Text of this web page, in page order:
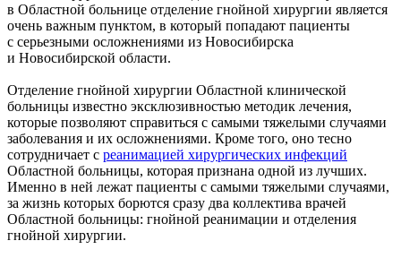
в Областной больнице отделение гнойной хирургии является
очень важным пунктом, в который попадают пациенты
с серьезными осложнениями из Новосибирска
и Новосибирской области.
Отделение гнойной хирургии Областной клинической
больницы известно эксклюзивностью методик лечения,
которые позволяют справиться с самыми тяжелыми случаями
заболевания и их осложнениями. Кроме того, оно тесно
сотрудничает с реанимацией хирургических инфекций
Областной больницы, которая признана одной из лучших.
Именно в ней лежат пациенты с самыми тяжелыми случаями,
за жизнь которых борются сразу два коллектива врачей
Областной больницы: гнойной реанимации и отделения
гнойной хирургии.